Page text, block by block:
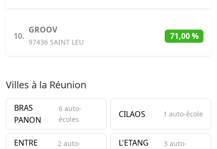
10.
GROOV
97436 SAINT LEU
71,00 %
Villes à la Réunion
BRAS
PANON
6 auto-
écoles
CILAOS 1 auto-école
ENTRE
2 auto-
L'ETANG
3 auto-